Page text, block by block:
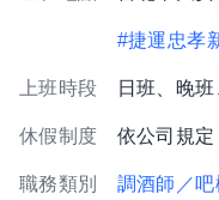
#捷運忠孝
上班時段 日班、晚
休假制度 依公司規定
職務類別 調酒師／吧